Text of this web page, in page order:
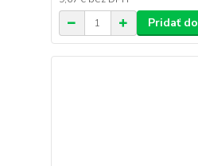
Pridať